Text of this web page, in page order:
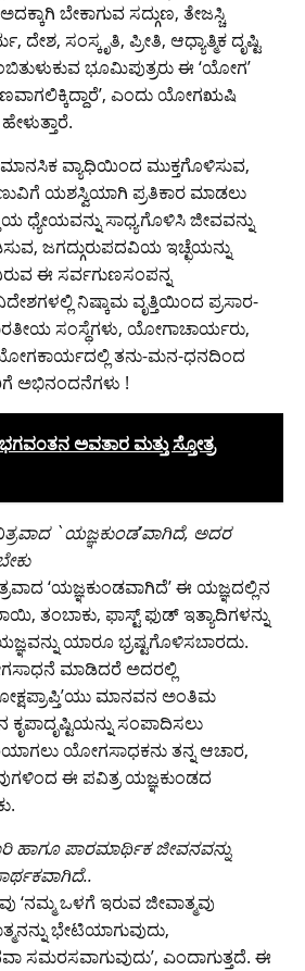
ಬೇಕಾಗುವ ಸದ್ಗುಣ, ತೇಜಸ್ಚಿ
ಸಂಸ್ಕೃತಿ, ಪ್ರೀತಿ, ಆಧ್ಯಾತ್ಮಿಕ ದೃಷ್ಟಿ
ಭೂಮಿಪುತ್ರರು ಈ ‘ಯೋಗ’
ಎಂದು ಯೋಗಋಷಿ
ವ್ಯಾಧಿಯಿಂದ ಮುಕ್ತಗೊಳಿಸುವ,
ಯಶಸ್ವಿಯಾಗಿ ಪ್ರತಿಕಾರ ಮಾಡಲು
ಧ್ಯೇಯವನ್ನು ಸಾಧ್ಯಗೊಳಿಸಿ ಜೀವವನ್ನು
ಜಗದ್ಗುರುಪದವಿಯ ಇಚ್ಛೆಯನ್ನು
ಈ ಸರ್ವಗುಣಸಂಪನ್ನ
ನಿಷ್ಕಾಮ ವೃತ್ತಿಯಿಂದ ಪ್ರಸಾರ-
ಸಂಸ್ಥೆಗಳು, ಯೋಗಾಚಾರ್ಯರು,
ತನು-ಮನ-ಧನದಿಂದ
ಅಭಿನಂದನೆಗಳು !
ಅವತಾರ ಮತ್ತು ಸ್ತೋತ್ರ
`ಯಜ್ಞಕುಂಡ’ವಾಗಿದೆ, ಅದರ
‘ಯಜ್ಞಕುಂಡವಾಗಿದೆ’ ಈ ಯಜ್ಞದಲ್ಲಿನ
ತಂಬಾಕು, ಫಾಸ್ಟ್ ಫುಡ್ ಇತ್ಯಾದಿಗಳನ್ನು
ಯಾರೂ ಭ್ರಷ್ಟಗೊಳಿಸಬಾರದು.
ಮಾಡಿದರೆ ಅದರಲ್ಲಿ
ಮಾನವನ ಅಂತಿಮ
ಸಂಪಾದಿಸಲು
ಯೋಗಸಾಧಕನು ತನ್ನ ಆಚಾರ,
ಈ ಪವಿತ್ರ ಯಜ್ಞಕುಂಡದ
ಪಾರಮಾರ್ಥಿಕ ಜೀವನವನ್ನು
‘ನಮ್ಮ ಒಳಗೆ ಇರುವ ಜೀವಾತ್ಮವು
ಭೇಟಿಯಾಗುವುದು,
ಸಮರಸವಾಗುವುದು’, ಎಂದಾಗುತ್ತದೆ. ಈ